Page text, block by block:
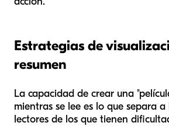
Estrategias de
resumen
La capacidad de crear una
mientras se lee es lo que separa a
lectores de los que tienen